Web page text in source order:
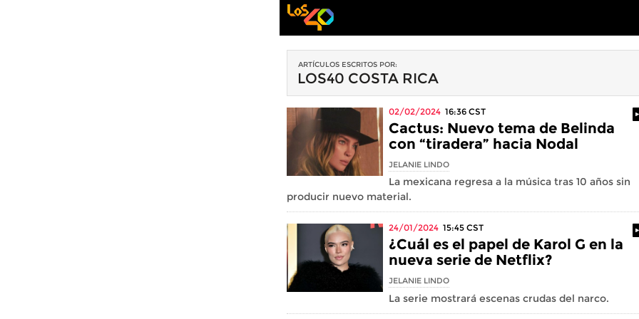
ARTÍCULOS ESCRITOS POR:
LOS40 COSTA RICA
02/02/2024 16:36 CST
Cactus: Nuevo tema de Belinda
con “tiradera” hacia Nodal
JELANIE LINDO
La mexicana regresa a la música tras 10 años sin
producir nuevo material.
24/01/2024 15:45 CST
¿Cuál es el papel de Karol G en la
nueva serie de Netflix?
JELANIE LINDO
La serie mostrará escenas crudas del narco.